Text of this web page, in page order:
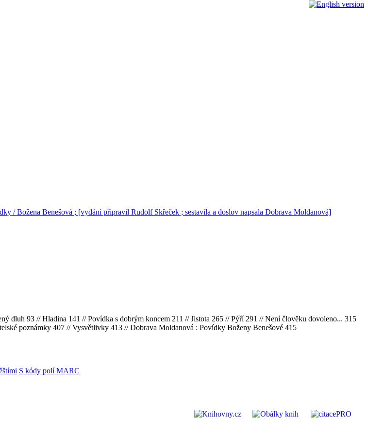
/ Božena Benešová ; [vydání připravil Rudolf Skřeček ; sestavila a doslov napsala Dobrava Moldanová]
dluh 93 // Hladina 141 // Povídka s dobrým koncem 211 // Jistota 265 // Pýří 291 // Není člověku dovoleno... 315
poznámky 407 // Vysvětlivky 413 // Dobrava Moldanová : Povídky Boženy Benešové 415
S kódy polí MARC